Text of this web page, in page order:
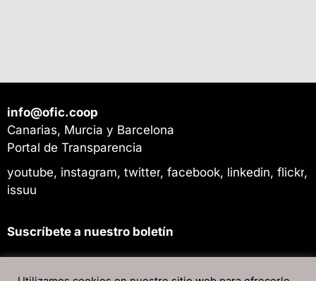
info@ofic.coop
Canarias, Murcia y Barcelona
Portal de Transparencia
youtube, instagram, twitter, facebook, linkedin, flickr,
issuu
Suscríbete a nuestro boletín